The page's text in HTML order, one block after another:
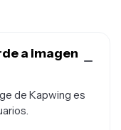
a imagen
de Kapwing es